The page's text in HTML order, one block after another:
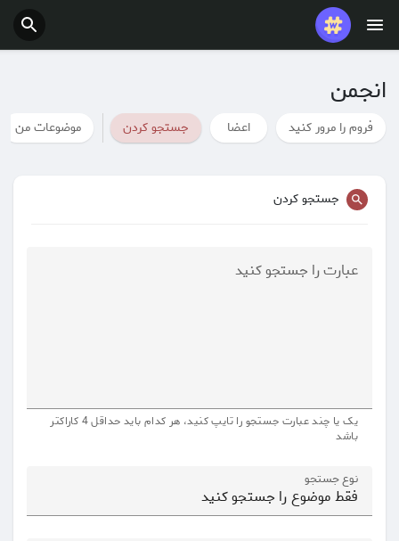
پست های محبوب
شغل ها
بودجه
انجمن
فروم را مرور کنید اعضا جستجو کردن موضوعات من
جستجو کردن
عبارت را جستجو کنید
یک یا چند عبارت جستجو را تایپ کنید، هر کدام باید حداقل 4 کاراکتر
باشد
نوع جستجو